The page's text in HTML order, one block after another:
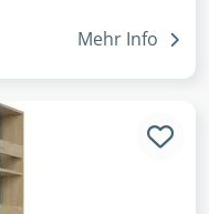
Mehr Info